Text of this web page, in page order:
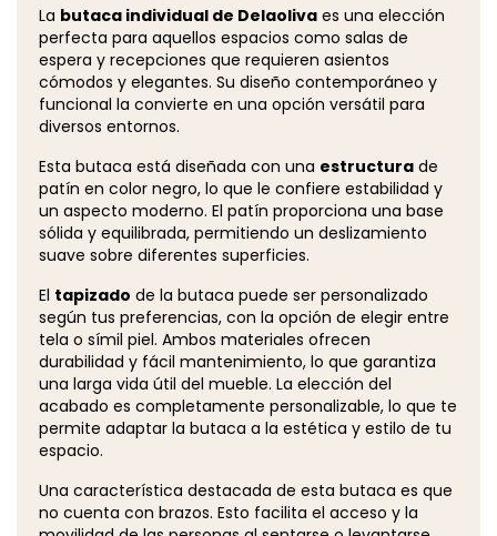
La butaca individual de Delaoliva es una elección
perfecta para aquellos espacios como salas de
espera y recepciones que requieren asientos
cómodos y elegantes. Su diseño contemporáneo y
funcional la convierte en una opción versátil para
diversos entornos.
Esta butaca está diseñada con una estructura de
patín en color negro, lo que le confiere estabilidad y
un aspecto moderno. El patín proporciona una base
sólida y equilibrada, permitiendo un deslizamiento
suave sobre diferentes superficies.
El tapizado de la butaca puede ser personalizado
según tus preferencias, con la opción de elegir entre
tela o símil piel. Ambos materiales ofrecen
durabilidad y fácil mantenimiento, lo que garantiza
una larga vida útil del mueble. La elección del
acabado es completamente personalizable, lo que te
permite adaptar la butaca a la estética y estilo de tu
espacio.
Una característica destacada de esta butaca es que
no cuenta con brazos. Esto facilita el acceso y la